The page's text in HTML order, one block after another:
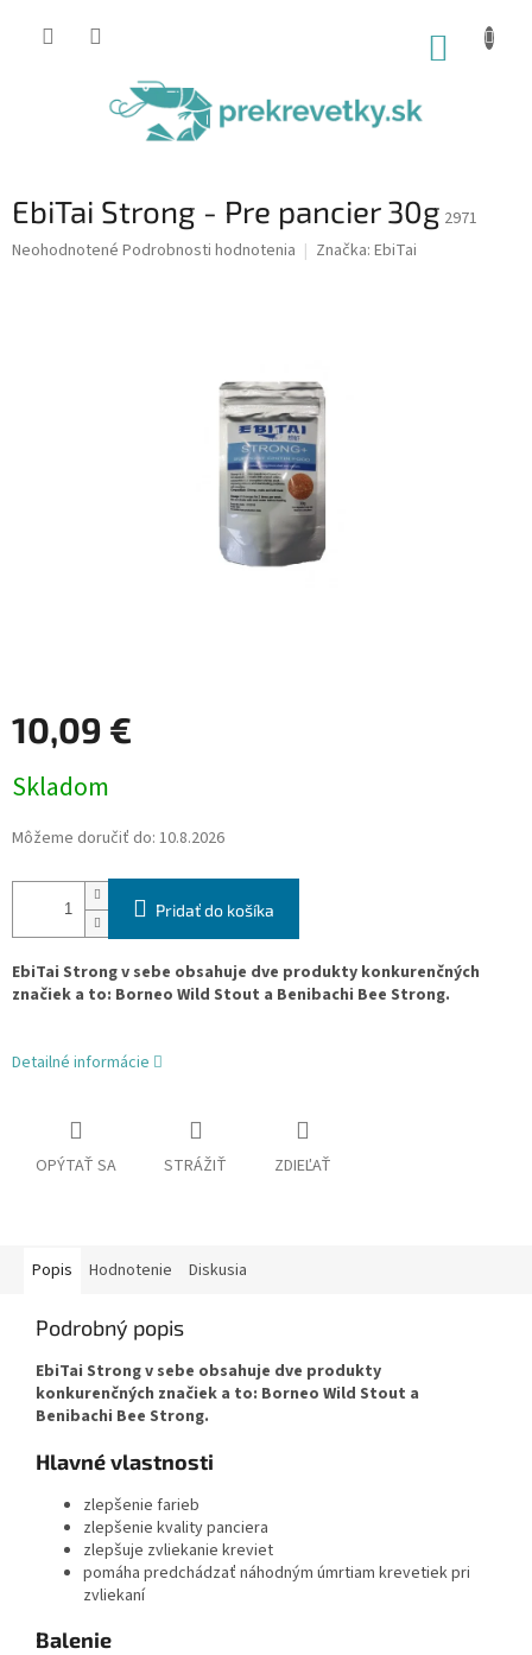
EbiTai Strong - Pre pancier 30g 2971
Priemerné
Neohodnotené Podrobnosti hodnotenia Značka: EbiTai
10,09 €
cena:
Skladom
Môžeme doručiť do: 10.8.2026
Pridať do košíka
EbiTai Strong v sebe obsahuje dve produkty konkurenčných
značiek a to: Borneo Wild Stout a Benibachi Bee Strong.
Detailné informácie
OPÝTAŤ SA STRÁŽIŤ ZDIEĽAŤ
Popis Hodnotenie Diskusia
Podrobný popis
EbiTai Strong v sebe obsahuje dve produkty
konkurenčných značiek a to: Borneo Wild Stout a
Benibachi Bee Strong.
Hlavné vlastnosti
zlepšenie farieb
zlepšenie kvality panciera
zlepšuje zvliekanie kreviet
pomáha predchádzať náhodným úmrtiam krevetiek pri
zvliekaní
Balenie